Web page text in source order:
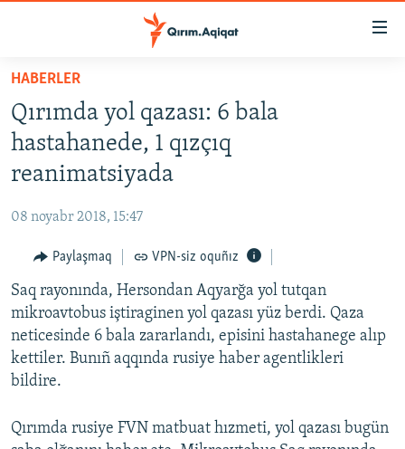
Esas
qaytmaq
Baş
navigatsiyağa
qaytmaq
Qıdıruvğa
qaytmaq
HABERLER
SİYASET
İQTİSADİYAT
MEDENİYET
İNSAN AQLARI
VİDEO
SÜRET
BLOGLAR
FİKİR
Русский
HABERLER
Qırımda yol qazası: 6 bala
hastahanede, 1 qızçıq
reanimatsiyada
08 noyabr 2018, 15:47
Paylaşmaq VPN-siz oquñız
Saq rayonında, Hersondan Aqyarğa yol tutqan
mikroavtobus iştiraginen yol qazası yüz berdi. Qaza
neticesinde 6 bala zararlandı, episini hastahanege alıp
kettiler. Bunıñ aqqında rusiye haber agentlikleri
bildire.
Qırımda rusiye FVN matbuat hızmeti, yol qazası bugün